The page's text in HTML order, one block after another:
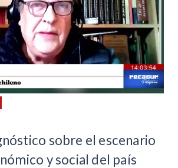
sobre el escenario
y social del país